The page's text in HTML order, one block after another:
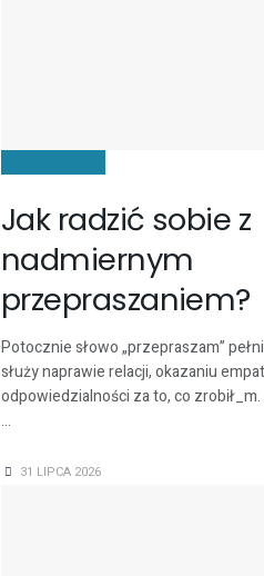
Jak radzić sobie z
nadmiernym
przepraszaniem?
Potocznie słowo „przepraszam”
służy naprawie relacji, okazaniu
odpowiedzialności za to, co
...
31 LIPCA 2026